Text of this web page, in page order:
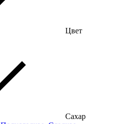
Цвет
Сахар